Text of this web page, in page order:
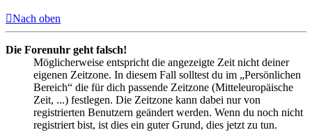
Nach oben
Die Forenuhr geht falsch!
Möglicherweise entspricht die angezeigte Zeit nicht deiner
eigenen Zeitzone. In diesem Fall solltest du im „Persönlichen
Bereich“ die für dich passende Zeitzone (Mitteleuropäische
Zeit, ...) festlegen. Die Zeitzone kann dabei nur von
registrierten Benutzern geändert werden. Wenn du noch nicht
registriert bist, ist dies ein guter Grund, dies jetzt zu tun.